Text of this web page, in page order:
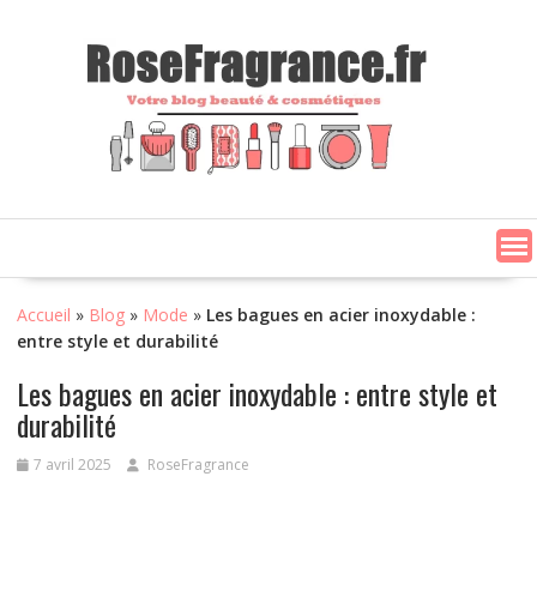
Accueil » Blog» Mode » Les bagues en acier inoxydable :
entre style et durabilité
Les bagues en acier inoxydable : entre style et
durabilité
7 avril 2025 RoseFragrance